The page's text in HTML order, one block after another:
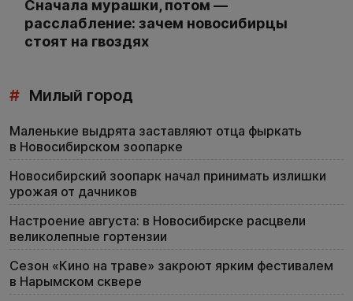
Сначала мурашки, потом —
расслабление: зачем новосибирцы
стоят на гвоздях
# Милый город
Маленькие выдрята заставляют отца фыркать
в Новосибирском зоопарке
Новосибирский зоопарк начал принимать излишки
урожая от дачников
Настроение августа: в Новосибирске расцвели
великолепные гортензии
Сезон «Кино на траве» закроют ярким фестивалем
в Нарымском сквере